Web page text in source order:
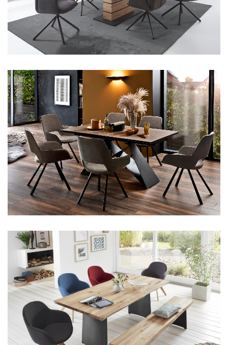
Aus unserem Sortiment
Aus unserem Sortiment